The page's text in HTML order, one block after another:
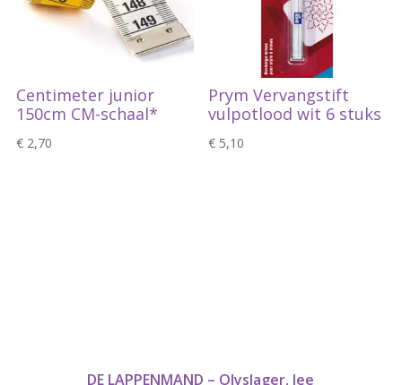
Centimeter junior
150cm CM-schaal*
€2,70
Prym Vervangstift
vulpotlood wit 6 stuks
€ 5,10
DE LAPPENMAND – Olyslager, Jee